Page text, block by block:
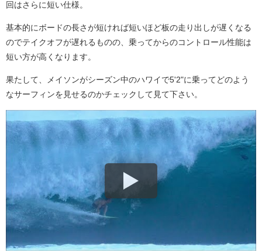
回はさらに短い仕様。
基本的にボードの長さが短ければ短いほど板の走り出しが遅くなる
のでテイクオフが遅れるものの、乗ってからのコントロール性能は
短い方が高くなります。
果たして、メイソンがシーズン中のハワイで5'2"に乗ってどのよう
なサーフィンを見せるのかチェックして見て下さい。